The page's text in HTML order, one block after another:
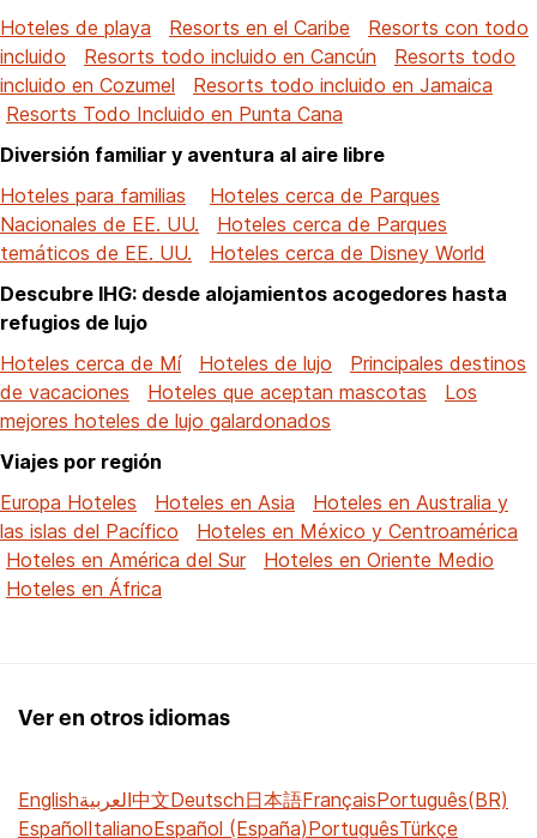
Hoteles de playa
Resorts en el Caribe
Resorts con todo
incluido
Resorts todo incluido en Cancún
Resorts todo
incluido en Cozumel
Resorts todo incluido en Jamaica
Resorts Todo Incluido en Punta Cana
Diversión familiar y aventura al aire libre
Hoteles para familias
Hoteles cerca de Parques
Nacionales de EE. UU.
Hoteles cerca de Parques
temáticos de EE. UU.
Hoteles cerca de Disney World
Descubre IHG: desde alojamientos acogedores hasta
refugios de lujo
Hoteles cerca de Mí
Hoteles de lujo
Principales destinos
de vacaciones
Hoteles que aceptan mascotas
Los
mejores hoteles de lujo galardonados
Viajes por región
Europa Hoteles
Hoteles en Asia
Hoteles en Australia y
las islas del Pacífico
Hoteles en México y Centroamérica
Hoteles en América del Sur
Hoteles en Oriente Medio
Hoteles en África
Ver en otros idiomas
Englishالعربية中文Deutsch日本語FrançaisPortuguês(BR)
EspañolItalianoEspañol (España)PortuguêsTürkçe